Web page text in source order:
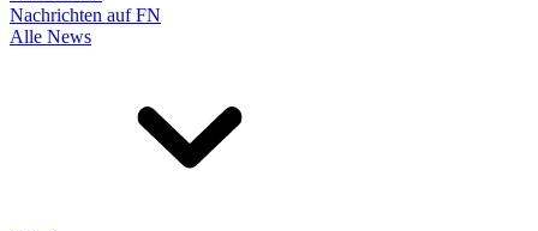
Nachrichten auf FN
Alle News